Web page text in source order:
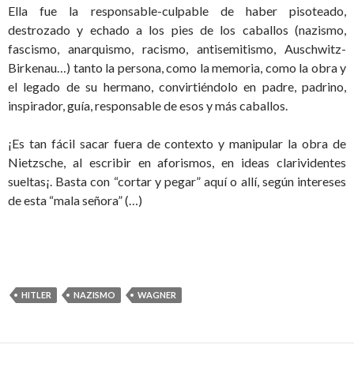
Ella fue la responsable-culpable de haber pisoteado,
destrozado y echado a los pies de los caballos (nazismo,
fascismo, anarquismo, racismo, antisemitismo, Auschwitz-
Birkenau…) tanto la persona, como la memoria, como la obra y
el legado de su hermano, convirtiéndolo en padre, padrino,
inspirador, guía, responsable de esos y más caballos.
¡Es tan fácil sacar fuera de contexto y manipular la obra de
Nietzsche, al escribir en aforismos, en ideas clarividentes
sueltas¡. Basta con “cortar y pegar” aquí o allí, según intereses
de esta “mala señora” (…)
HITLER NAZISMO WAGNER